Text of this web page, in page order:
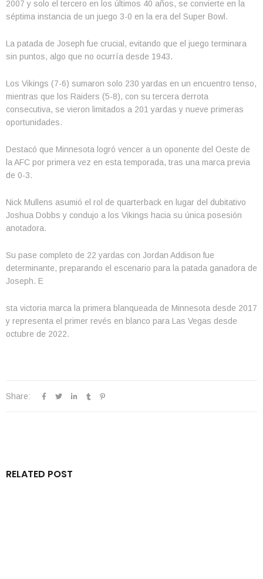
2007 y solo el tercero en los últimos 40 años, se convierte en la
séptima instancia de un juego 3-0 en la era del Super Bowl.
La patada de Joseph fue crucial, evitando que el juego terminara
sin puntos, algo que no ocurría desde 1943.
Los Vikings (7-6) sumaron solo 230 yardas en un encuentro tenso,
mientras que los Raiders (5-8), con su tercera derrota
consecutiva, se vieron limitados a 201 yardas y nueve primeras
oportunidades.
Destacó que Minnesota logró vencer a un oponente del Oeste de
la AFC por primera vez en esta temporada, tras una marca previa
de 0-3.
Nick Mullens asumió el rol de quarterback en lugar del dubitativo
Joshua Dobbs y condujo a los Vikings hacia su única posesión
anotadora.
Su pase completo de 22 yardas con Jordan Addison fue
determinante, preparando el escenario para la patada ganadora de
Joseph. E
sta victoria marca la primera blanqueada de Minnesota desde 2017
y representa el primer revés en blanco para Las Vegas desde
octubre de 2022.
Share:
RELATED POST